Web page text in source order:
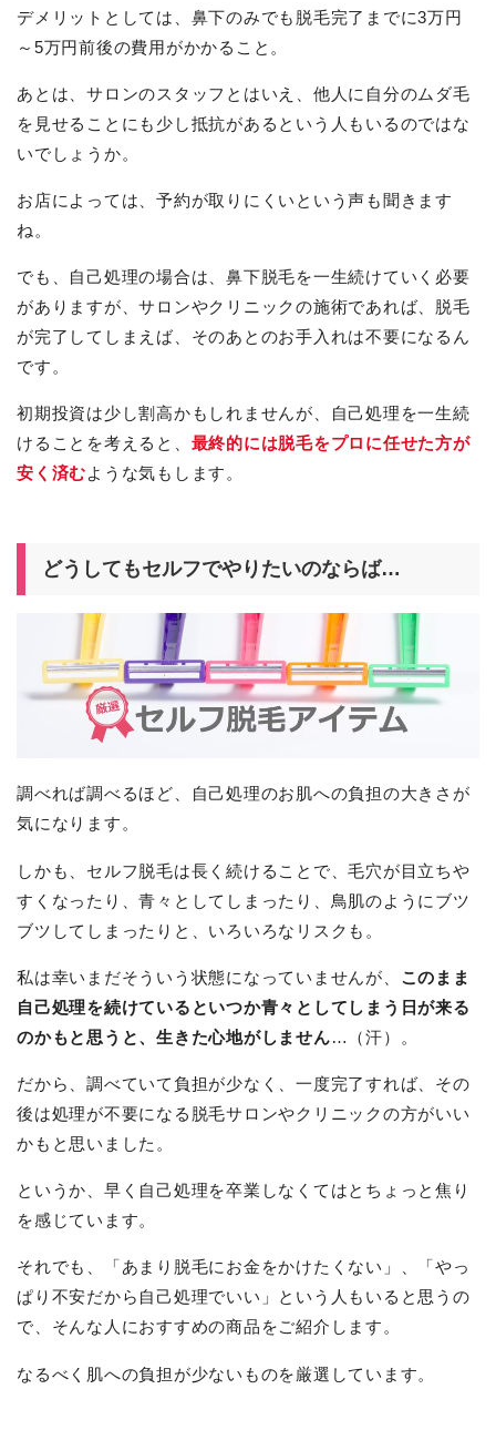
デメリットとしては、鼻下のみでも脱毛完了までに3万円
～5万円前後の費用がかかること。
あとは、サロンのスタッフとはいえ、他人に自分のムダ毛
を見せることにも少し抵抗があるという人もいるのではな
いでしょうか。
お店によっては、予約が取りにくいという声も聞きます
ね。
でも、自己処理の場合は、鼻下脱毛を一生続けていく必要
がありますが、サロンやクリニックの施術であれば、脱毛
が完了してしまえば、そのあとのお手入れは不要になるん
です。
初期投資は少し割高かもしれませんが、自己処理を一生続
けることを考えると、 最終的には脱毛をプロに任せた方が
安く済むような気もします。
どうしてもセルフでやりたいのならば…
調べれば調べるほど、自己処理のお肌への負担の大きさが
気になります。
しかも、セルフ脱毛は長く続けることで、毛穴が目立ちや
すくなったり、青々としてしまったり、鳥肌のようにブツ
ブツしてしまったりと、いろいろなリスクも。
私は幸いまだそういう状態になっていませんが、 このまま
自己処理を続けているといつか青々としてしまう日が来る
のかもと思うと、生きた心地がしません…（汗）。
だから、調べていて負担が少なく、一度完了すれば、その
後は処理が不要になる脱毛サロンやクリニックの方がいい
かもと思いました。
というか、早く自己処理を卒業しなくてはとちょっと焦り
を感じています。
それでも、「あまり脱毛にお金をかけたくない」、「やっ
ぱり不安だから自己処理でいい」という人もいると思うの
で、そんな人におすすめの商品をご紹介します。
なるべく肌への負担が少ないものを厳選しています。